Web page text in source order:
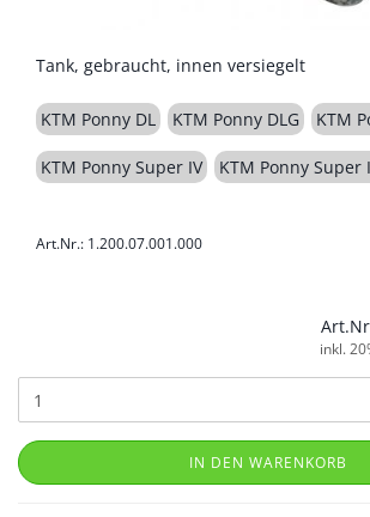
Tank, gebraucht, innen versiegelt
KTM Ponny DL KTM Ponny DLG KTM
KTM Ponny Super IV KTM Ponny Super
Art.Nr.: 1.200.07.001.000
inkl.
IN DEN WARENKORB